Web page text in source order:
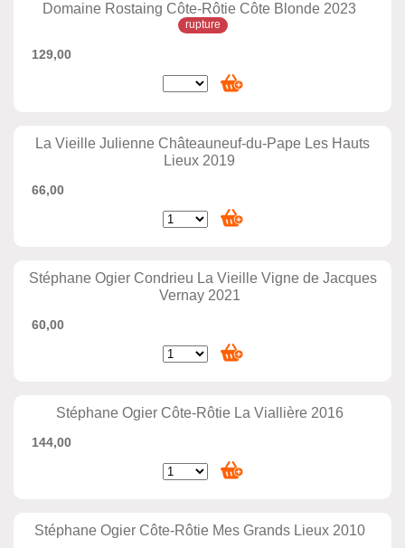
Domaine Rostaing Côte-Rôtie Côte Blonde 2023
129,00
La Vieille Julienne Châteauneuf-du-Pape Les Hauts
Lieux 2019
66,00
Stéphane Ogier Condrieu La Vieille Vigne de Jacques
Vernay 2021
60,00
Stéphane Ogier Côte-Rôtie La Viallière 2016
144,00
Stéphane Ogier Côte-Rôtie Mes Grands Lieux 2010